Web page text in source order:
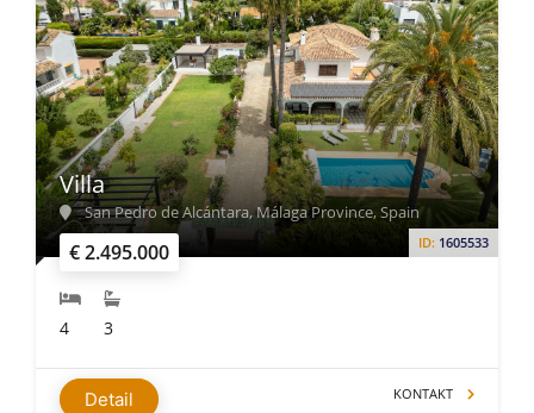
€ 2.495.000 ID: 1605533
Villa
San Pedro de Alcántara, Málaga Province, Spain
4 3
Detail KONTAKT